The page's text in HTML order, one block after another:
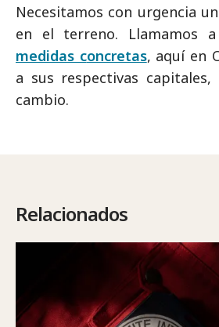
Necesitamos con urgencia
en el terreno. Llamamos
medidas concretas, aquí en
a sus respectivas
cambio.
Relacionados